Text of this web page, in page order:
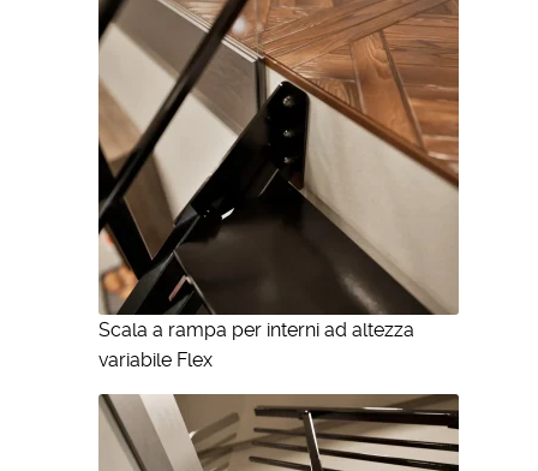
Scala a rampa per interni ad altezza
variabile Flex